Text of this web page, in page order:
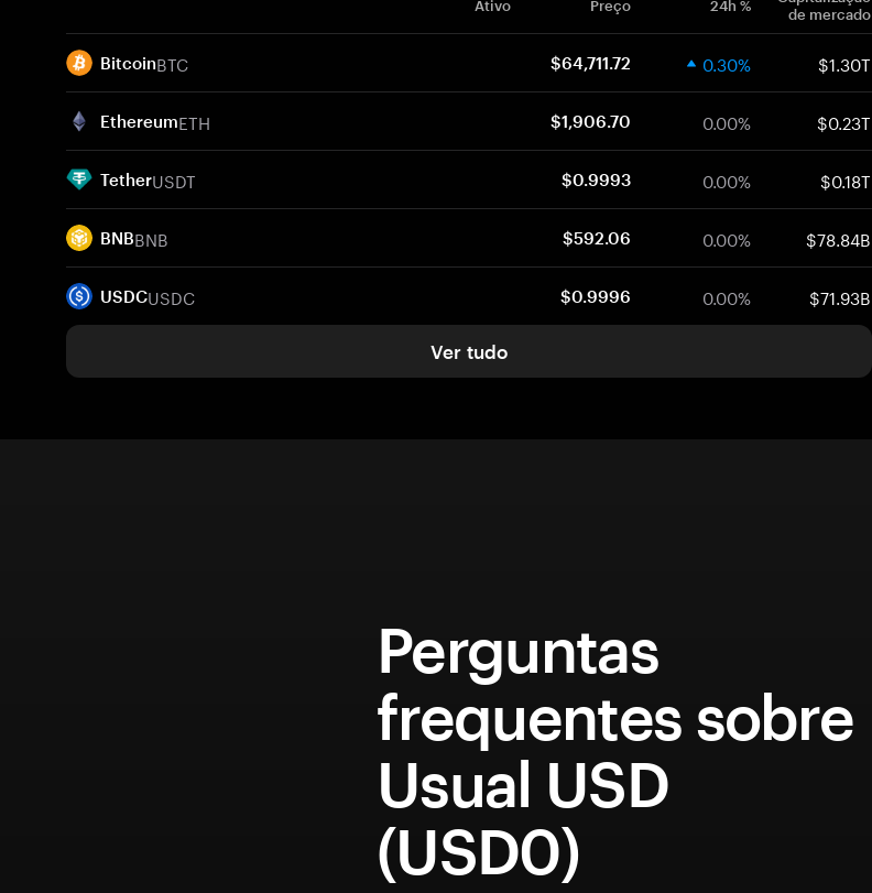
Ativo Preço 24h %
de mercado
BitcoinBTC $64,711.72 0.30% $1.30T
EthereumETH $1,906.70 0.00% $0.23T
TetherUSDT $0.9993 0.00% $0.18T
BNBBNB $592.06 0.00% $78.84B
USDCUSDC $0.9996 0.00% $71.93B
Ver tudo
Perguntas
frequentes sobre
Usual USD
(USD0)